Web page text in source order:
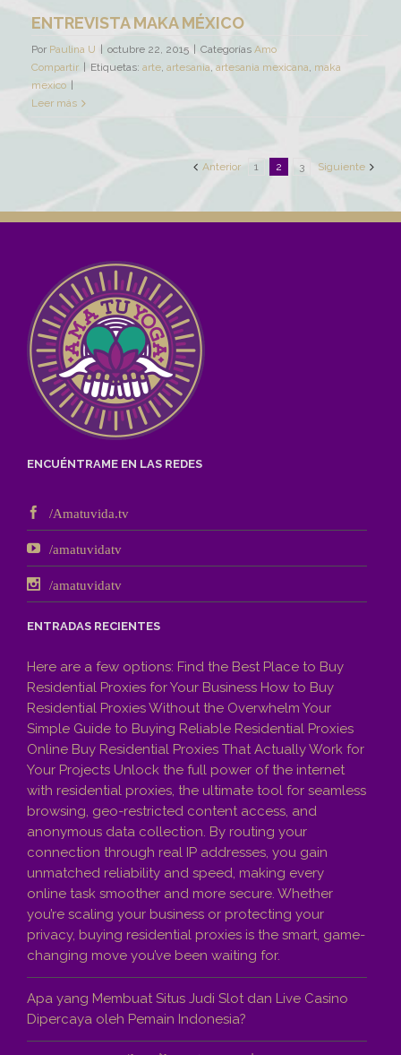
ENTREVISTA MAKA MÉXICO
Por Paulina U | octubre 22, 2015 | Categorías Amo
Compartir | Etiquetas: arte artesania artesania mexicana maka
mexico |
Leer más
Anterior 1 2 3 Siguiente
ENCUÉNTRAME EN LAS REDES
/Amatuvida.tv
/amatuvidatv
/amatuvidatv
ENTRADAS RECIENTES
Here are a few options: Find the Best Place to Buy
Residential Proxies for Your Business How to Buy
Residential Proxies Without the Overwhelm Your
Simple Guide to Buying Reliable Residential Proxies
Online Buy Residential Proxies That Actually Work for
Your Projects Unlock the full power of the internet
with residential proxies, the ultimate tool for seamless
browsing, geo-restricted content access, and
anonymous data collection. By routing your
connection through real IP addresses, you gain
unmatched reliability and speed, making every
online task smoother and more secure. Whether
you’re scaling your business or protecting your
privacy, buying residential proxies is the smart, game-
changing move you’ve been waiting for.
Apa yang Membuat Situs Judi Slot dan Live Casino
Dipercaya oleh Pemain Indonesia?